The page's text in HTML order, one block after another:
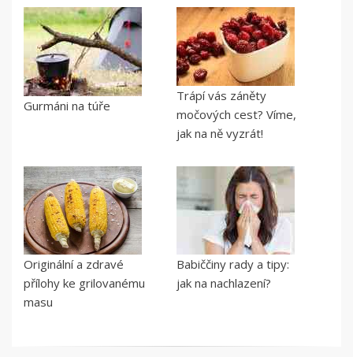
Gurmáni na túře
Trápí vás záněty
močových cest? Víme,
jak na ně vyzrát!
Originální a zdravé
přílohy ke grilovanému
masu
Babiččiny rady a tipy:
jak na nachlazení?